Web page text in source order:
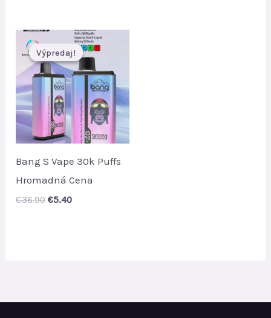
€27.50.€4.80.
Výpredaj!
Výpredaj!
Bang S Vape 30k Puffs
Hromadná Cena
€36.90 Original
€5.40Current